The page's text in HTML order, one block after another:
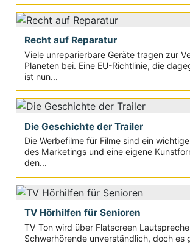
Recht auf Reparatur
Viele unreparierbare Geräte tragen zur
Planeten bei. Eine EU-Richtlinie, die
ist nun...
Die Geschichte der Trailer
Die Werbefilme für Filme sind ein
des Marketings und eine eigene
den...
TV Hörhilfen für Senioren
TV Ton wird über Flatscreen
Schwerhörende unverständlich, doch es